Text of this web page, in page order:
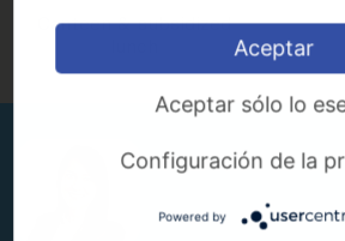
Canteen & subsidized
Aceptar
Aceptar sólo lo
Configuración de la
Powered by